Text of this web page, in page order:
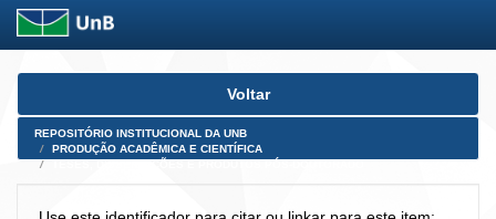
Skip
Voltar
REPOSITÓRIO INSTITUCIONAL DA UNB
PRODUÇÃO ACADÊMICA E CIENTÍFICA